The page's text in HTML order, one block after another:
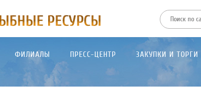
ФИЛИАЛЫ ПРЕСС-ЦЕНТР ЗАКУПКИ И ТОРГИ